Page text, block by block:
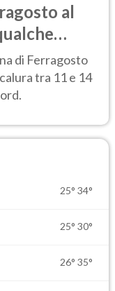
al
di Ferragosto
tra 11 e 14
25° 34°
25° 30°
26° 35°